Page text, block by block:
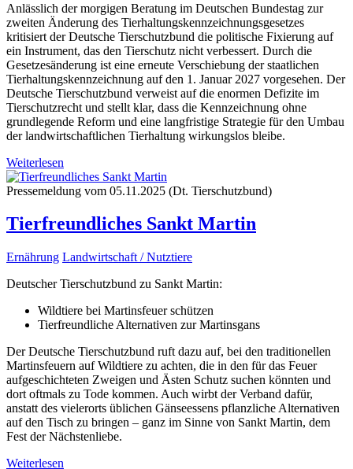
Anlässlich der morgigen Beratung im Deutschen Bundestag zur
zweiten Änderung des Tierhaltungskennzeichnungsgesetzes
kritisiert der Deutsche Tierschutzbund die politische Fixierung auf
ein Instrument, das den Tierschutz nicht verbessert. Durch die
Gesetzesänderung ist eine erneute Verschiebung der staatlichen
Tierhaltungskennzeichnung auf den 1. Januar 2027 vorgesehen. Der
Deutsche Tierschutzbund verweist auf die enormen Defizite im
Tierschutzrecht und stellt klar, dass die Kennzeichnung ohne
grundlegende Reform und eine langfristige Strategie für den Umbau
der landwirtschaftlichen Tierhaltung wirkungslos bleibe.
Weiterlesen
Pressemeldung vom 05.11.2025 (Dt. Tierschutzbund)
Tierfreundliches Sankt Martin
Ernährung Landwirtschaft / Nutztiere
Deutscher Tierschutzbund zu Sankt Martin:
Wildtiere bei Martinsfeuer schützen
Tierfreundliche Alternativen zur Martinsgans
Der Deutsche Tierschutzbund ruft dazu auf, bei den traditionellen
Martinsfeuern auf Wildtiere zu achten, die in den für das Feuer
aufgeschichteten Zweigen und Ästen Schutz suchen könnten und
dort oftmals zu Tode kommen. Auch wirbt der Verband dafür,
anstatt des vielerorts üblichen Gänseessens pflanzliche Alternativen
auf den Tisch zu bringen – ganz im Sinne von Sankt Martin, dem
Fest der Nächstenliebe.
Weiterlesen